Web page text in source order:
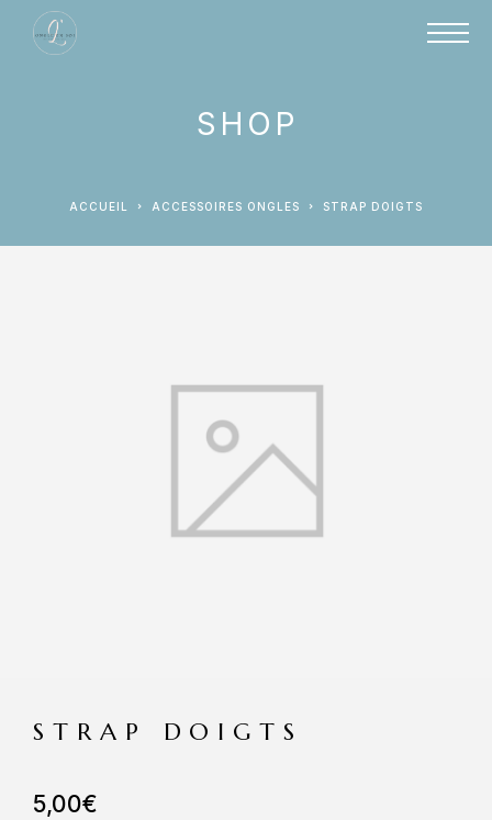
SHOP
ACCUEIL ACCESSOIRES ONGLES STRAP DOIGTS
STRAP DOIGTS
5,00€